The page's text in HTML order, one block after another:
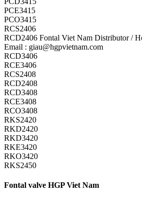
PCE3415
PCO3415
RCS2406
RCD2406 Fontal Viet Nam Distributor /
Email : giau@hgpvietnam.com
RCD3406
RCE3406
RCS2408
RCD2408
RCD3408
RCE3408
RCO3408
RKS2420
RKD2420
RKD3420
RKE3420
RKO3420
RKS2450
Fontal valve HGP Viet Nam